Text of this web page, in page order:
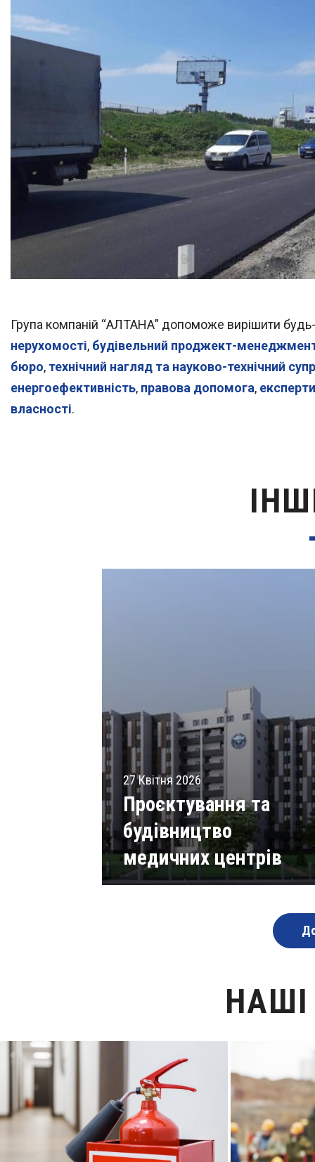
Група компаній “АЛТАНА” допоможе вирішити
нерухомості, будівельний проджект-
бюро, технічний нагляд та науково-технічний
енергоефективність, правова допомога,
власності.
27 Квітня 2026
Проєктування та
будівництво
медичних центрів